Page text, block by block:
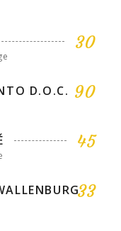
30
D.O.C. 90
45
33